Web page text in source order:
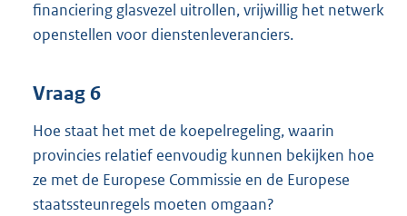
financiering glasvezel uitrollen, vrijwillig het netwerk
openstellen voor dienstenleveranciers.
Vraag 6
Hoe staat het met de koepelregeling, waarin
provincies relatief eenvoudig kunnen bekijken hoe
ze met de Europese Commissie en de Europese
staatssteunregels moeten omgaan?